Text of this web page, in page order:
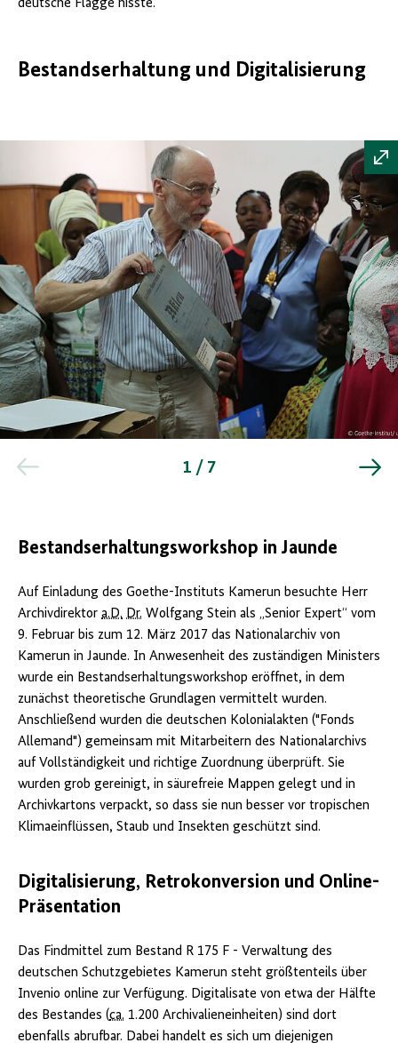
deutsche Flagge hisste.
Bestandserhaltung und Digitalisierung
Workshop
Akten
Gouvernements
Kamerun
Goethe-
Institut
Jung
1 / 7
Bestandserhaltungsworkshop in Jaunde
Auf Einladung des Goethe-Instituts Kamerun besuchte Herr
Archivdirektor a.D. Dr. Wolfgang Stein als „Senior Expert“ vom
9. Februar bis zum 12. März 2017 das Nationalarchiv von
Kamerun in Jaunde. In Anwesenheit des zuständigen Ministers
wurde ein Bestandserhaltungsworkshop eröffnet, in dem
zunächst theoretische Grundlagen vermittelt wurden.
Anschließend wurden die deutschen Kolonialakten ("Fonds
Allemand") gemeinsam mit Mitarbeitern des Nationalarchivs
auf Vollständigkeit und richtige Zuordnung überprüft. Sie
wurden grob gereinigt, in säurefreie Mappen gelegt und in
Archivkartons verpackt, so dass sie nun besser vor tropischen
Klimaeinflüssen, Staub und Insekten geschützt sind.
Digitalisierung, Retrokonversion und Online-
Präsentation
Das Findmittel zum Bestand R 175 F - Verwaltung des
deutschen Schutzgebietes Kamerun steht größtenteils über
Invenio online zur Verfügung. Digitalisate von etwa der Hälfte
des Bestandes (ca. 1.200 Archivalieneinheiten) sind dort
ebenfalls abrufbar. Dabei handelt es sich um diejenigen